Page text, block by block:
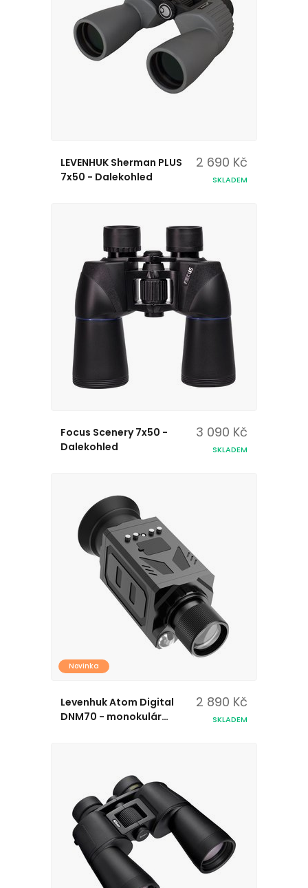
LEVENHUK Sherman PLUS
7x50 - Dalekohled
2 690 Kč
SKLADEM
Focus Scenery 7x50 -
Dalekohled
3 090 Kč
SKLADEM
Novinka
Levenhuk Atom Digital
DNM70 - monokulár
2 890 Kč
SKLADEM